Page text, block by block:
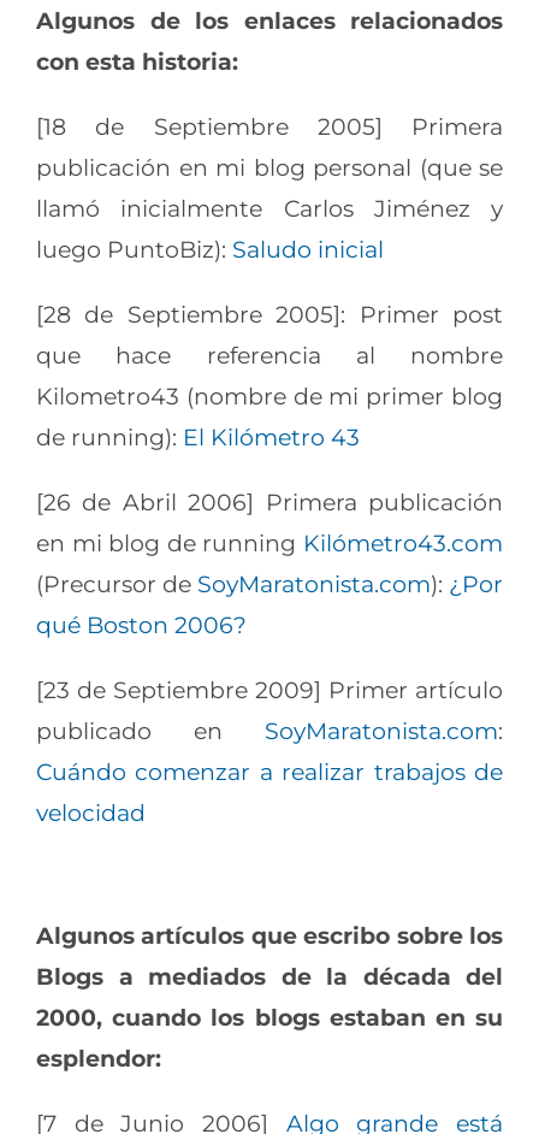
Algunos de los enlaces relacionados
con esta historia:
[18 de Septiembre 2005] Primera
publicación en mi blog personal (que se
llamó inicialmente Carlos Jiménez y
luego PuntoBiz): Saludo inicial
[28 de Septiembre 2005]: Primer post
que hace referencia al nombre
Kilometro43 (nombre de mi primer blog
de running): El Kilómetro 43
[26 de Abril 2006] Primera publicación
en mi blog de running Kilómetro43.com
(Precursor de SoyMaratonista.com): ¿Por
qué Boston 2006?
[23 de Septiembre 2009] Primer artículo
publicado en SoyMaratonista.com:
Cuándo comenzar a realizar trabajos de
velocidad
Algunos artículos que escribo sobre los
Blogs a mediados de la década del
2000, cuando los blogs estaban en su
esplendor:
[7 de Junio 2006] Algo grande está